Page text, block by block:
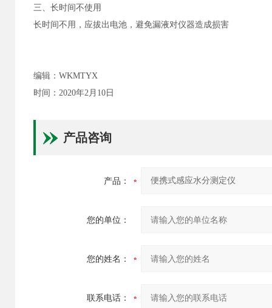
三、长时间不使用
长时间不用，应拔出电池，避免漏液对仪器造成损害
编辑：WKMTYX
时间：2020年2月10日
产品咨询
产品：
您的单位：
您的姓名：
联系电话：